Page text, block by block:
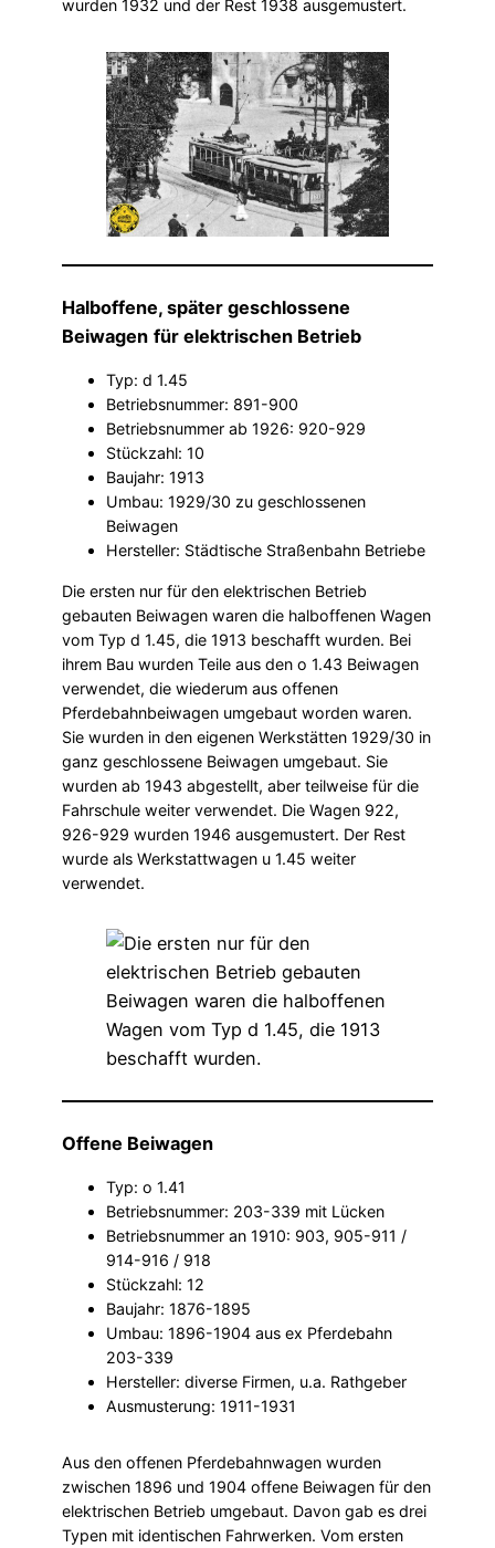
wurden 1932 und der Rest 1938 ausgemustert.
Halboffene, später geschlossene
Beiwagen für elektrischen Betrieb
Typ: d 1.45
Betriebsnummer: 891-900
Betriebsnummer ab 1926: 920-929
Stückzahl: 10
Baujahr: 1913
Umbau: 1929/30 zu geschlossenen
Beiwagen
Hersteller: Städtische Straßenbahn Betriebe
Die ersten nur für den elektrischen Betrieb
gebauten Beiwagen waren die halboffenen Wagen
vom Typ d 1.45, die 1913 beschafft wurden. Bei
ihrem Bau wurden Teile aus den o 1.43 Beiwagen
verwendet, die wiederum aus offenen
Pferdebahnbeiwagen umgebaut worden waren.
Sie wurden in den eigenen Werkstätten 1929/30 in
ganz geschlossene Beiwagen umgebaut. Sie
wurden ab 1943 abgestellt, aber teilweise für die
Fahrschule weiter verwendet. Die Wagen 922,
926-929 wurden 1946 ausgemustert. Der Rest
wurde als Werkstattwagen u 1.45 weiter
verwendet.
Offene Beiwagen
Typ: o 1.41
Betriebsnummer: 203-339 mit Lücken
Betriebsnummer an 1910: 903, 905-911 /
914-916 / 918
Stückzahl: 12
Baujahr: 1876-1895
Umbau: 1896-1904 aus ex Pferdebahn
203-339
Hersteller: diverse Firmen, u.a. Rathgeber
Ausmusterung: 1911-1931
Aus den offenen Pferdebahnwagen wurden
zwischen 1896 und 1904 offene Beiwagen für den
elektrischen Betrieb umgebaut. Davon gab es drei
Typen mit identischen Fahrwerken. Vom ersten